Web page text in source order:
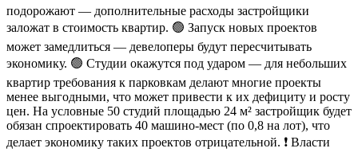
подорожают — дополнительные расходы застройщики
заложат в стоимость квартир. 🟢 Запуск новых проектов
может замедлиться — девелоперы будут пересчитывать
экономику. 🟢 Студии окажутся под ударом — для небольших
квартир требования к парковкам делают многие проекты
менее выгодными, что может привести к их дефициту и росту
цен. На условные 50 студий площадью 24 м² застройщик будет
обязан спроектировать 40 машино-мест (по 0,8 на лот), что
делает экономику таких проектов отрицательной. ❗️ Власти